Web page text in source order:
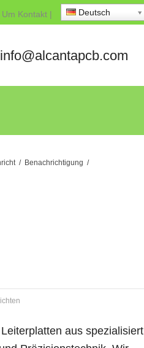
Um Kontakt | Deutsch
/ Benachrichtigung /
aus spezialisiert